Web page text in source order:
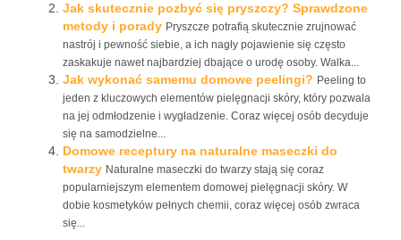
Jak skutecznie pozbyć się pryszczy? Sprawdzone
metody i porady Pryszcze potrafią skutecznie zrujnować
nastrój i pewność siebie, a ich nagły pojawienie się często
zaskakuje nawet najbardziej dbające o urodę osoby. Walka...
Jak wykonać samemu domowe peelingi? Peeling to
jeden z kluczowych elementów pielęgnacji skóry, który pozwala
na jej odmłodzenie i wygładzenie. Coraz więcej osób decyduje
się na samodzielne...
Domowe receptury na naturalne maseczki do
twarzy Naturalne maseczki do twarzy stają się coraz
popularniejszym elementem domowej pielęgnacji skóry. W
dobie kosmetyków pełnych chemii, coraz więcej osób zwraca
się...